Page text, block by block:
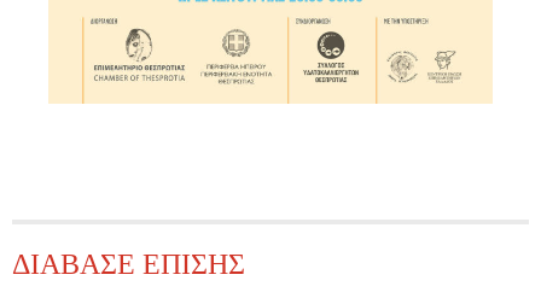
ΔΙΑΒΑΣΕ ΕΠΙΣΗΣ